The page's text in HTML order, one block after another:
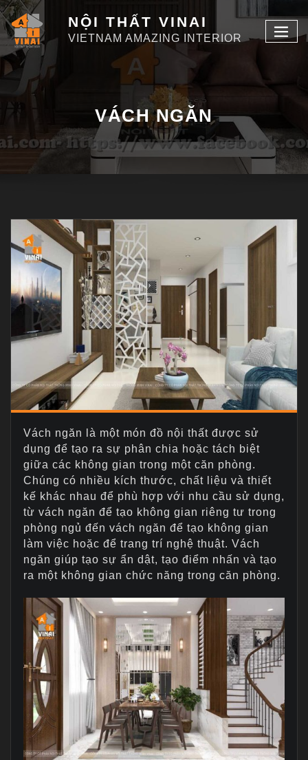
NỘI THẤT VINAI
VIETNAM AMAZING INTERIOR
VÁCH NGĂN
Vách ngăn là một món đồ nội thất được sử
dụng để tạo ra sự phân chia hoặc tách biệt
giữa các không gian trong một căn phòng.
Chúng có nhiều kích thước, chất liệu và thiết
kế khác nhau để phù hợp với nhu cầu sử dụng,
từ vách ngăn để tạo không gian riêng tư trong
phòng ngủ đến vách ngăn để tạo không gian
làm việc hoặc để trang trí nghệ thuật. Vách
ngăn giúp tạo sự ẩn dật, tạo điểm nhấn và tạo
ra một không gian chức năng trong căn phòng.